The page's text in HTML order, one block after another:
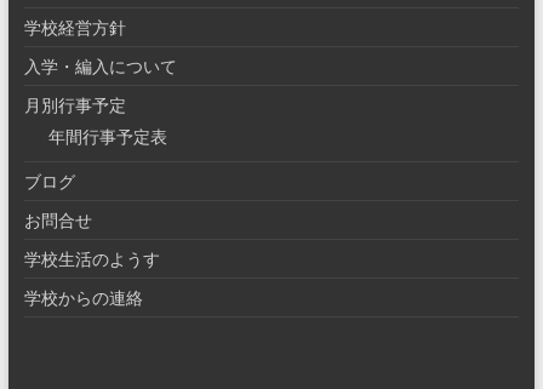
学校経営方針
入学・編入について
月別行事予定
年間行事予定表
ブログ
お問合せ
学校生活のようす
学校からの連絡